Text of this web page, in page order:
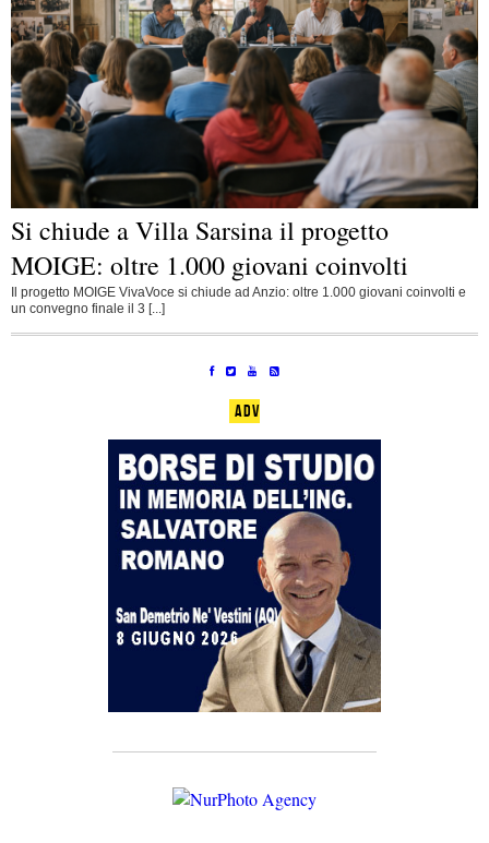
Si chiude a Villa Sarsina il progetto
MOIGE: oltre 1.000 giovani coinvolti
Il progetto MOIGE VivaVoce si chiude ad Anzio: oltre 1.000 giovani coinvolti e
un convegno finale il 3 [...]
ADV